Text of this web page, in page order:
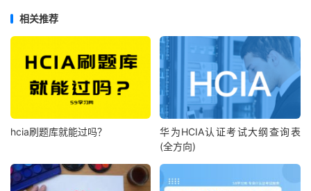
相关推荐
hcia刷题库就能过吗？
华为HCIA认证考试大纲查询表
(全方向)